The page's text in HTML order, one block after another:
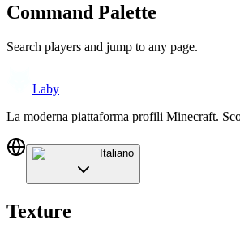
Command Palette
Search players and jump to any page.
Laby
La moderna piattaforma profili Minecraft.
Italiano
Texture